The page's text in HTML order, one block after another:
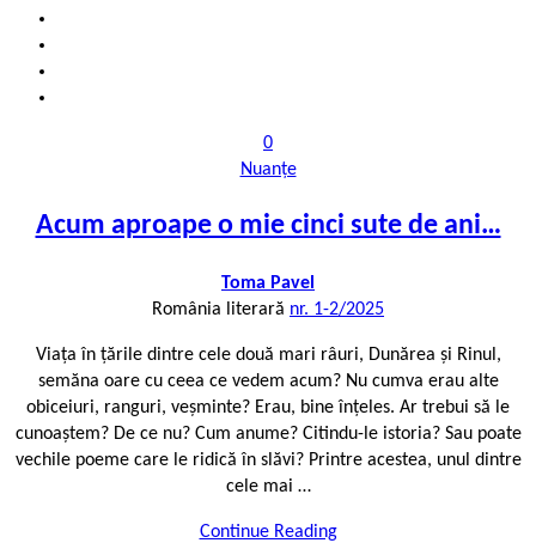
0
Nuanțe
Acum aproape o mie cinci sute de ani…
Toma Pavel
România literară nr. 1-2/2025
Viața în țările dintre cele două mari râuri, Dunărea și Rinul,
semăna oare cu ceea ce vedem acum? Nu cumva erau alte
obiceiuri, ranguri, veșminte? Erau, bine înțeles. Ar trebui să le
cunoaștem? De ce nu? Cum anume? Citindu-le istoria? Sau poate
vechile poeme care le ridică în slăvi? Printre acestea, unul dintre
cele mai …
Continue Reading